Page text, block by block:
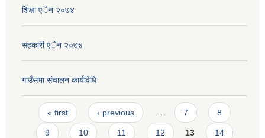
शिक्षा एेन २०७४
सहकारी एेन २०७४
गाउँसभा संचालन कार्यविधि
Pages
« first ‹ previous 7 8
9 10 11 12 13 14